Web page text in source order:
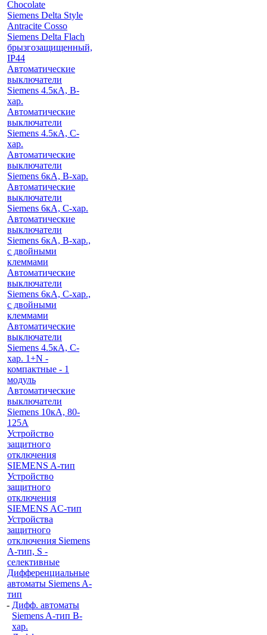
Chocolate
Siemens Delta Style
Antracite Cosso
Siemens Delta Flach
брызгозащищенный,
IP44
Автоматические
выключатели
Siemens 4.5кА, B-
хар.
Автоматические
выключатели
Siemens 4.5кА, C-
хар.
Автоматические
выключатели
Siemens 6кА, B-хар.
Автоматические
выключатели
Siemens 6кА, С-хар.
Автоматические
выключатели
Siemens 6кА, B-хар.,
с двойными
клеммами
Автоматические
выключатели
Siemens 6кА, C-хар.,
с двойными
клеммами
Автоматические
выключатели
Siemens 4.5кА, C-
хар. 1+N -
компактные - 1
модуль
Автоматические
выключатели
Siemens 10кА, 80-
125A
Устройство
защитного
отключения
SIEMENS A-тип
Устройство
защитного
отключения
SIEMENS AС-тип
Устройства
защитного
отключения Siemens
A-тип, S -
селективные
Дифференциальные
автоматы Siemens A-
тип
- Дифф. автоматы
Siemens A-тип B-
хар.